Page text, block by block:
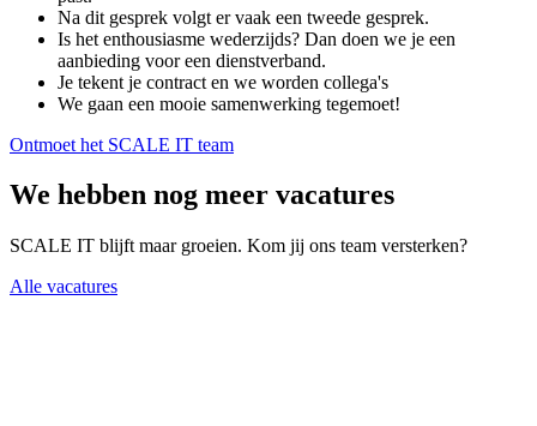
Na dit gesprek volgt er vaak een tweede gesprek.
Is het enthousiasme wederzijds? Dan doen we je een
aanbieding voor een dienstverband.
Je tekent je contract en we worden collega's
We gaan een mooie samenwerking tegemoet!
Ontmoet het SCALE IT team
We hebben nog meer vacatures
SCALE IT blijft maar groeien. Kom jij ons team versterken?
Alle vacatures